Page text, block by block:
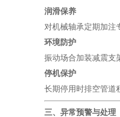
润滑保养
对机械轴承定期加注
环境防护
振动场合加装减震支
停机保护
长期停用时排空管道
三、异常预警与处理